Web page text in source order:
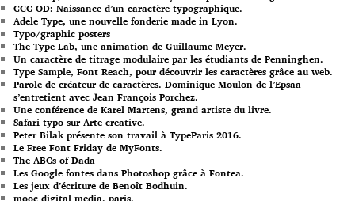
CCC OD: Naissance d’un caractère typographique.
Adele Type, une nouvelle fonderie made in Lyon.
Typo/graphic posters
The Type Lab, une animation de Guillaume Meyer.
Un caractère de titrage modulaire par les étudiants de Penninghen.
Type Sample, Font Reach, pour découvrir les caractères grâce au web.
Parole de créateur de caractères. Dominique Moulon de l’Epsaa
s’entretient avec Jean François Porchez.
Une conférence de Karel Martens, grand artiste du livre.
Safari typo sur Arte creative.
Peter Bilak présente son travail à TypeParis 2016.
Le Free Font Friday de MyFonts.
The ABCs of Dada
Les Google fontes dans Photoshop grâce à Fontea.
Les jeux d’écriture de Benoît Bodhuin.